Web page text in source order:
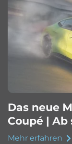
Das neue
Coupé |
Mehr erfahren